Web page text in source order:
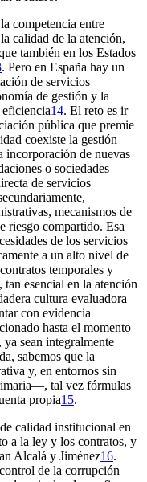
competencia entre
calidad de la atención,
también en los Estados
. Pero en España hay un
de servicios
de gestión y la
14. El reto es ir
pública que premie
coexiste la gestión
de nuevas
o sociedades
de servicios
mecanismos de
riesgo compartido. Esa
de los servicios
a un alto nivel de
temporales y
esencial en la atención
cultura evaluadora
con evidencia
hasta el momento
sean integralmente
sabemos que la
y, en entornos sin
tal vez fórmulas
propia15.
calidad institucional en
a la ley y los contratos, y
Alcalá y Jiménez16.
de la corrupción